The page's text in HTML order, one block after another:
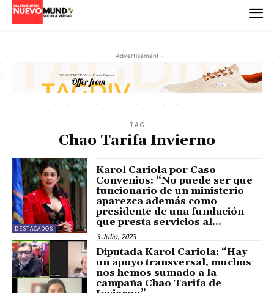
- Advertisement -
TAG
Chao Tarifa Invierno
DESTACADOS
Karol Cariola por Caso
Convenios: “No puede ser que
funcionario de un ministerio
aparezca además como
presidente de una fundación
que presta servicios al...
3 Julio, 2023
Diputada Karol Cariola: “Hay
un apoyo transversal, muchos
nos hemos sumado a la
campaña Chao Tarifa de